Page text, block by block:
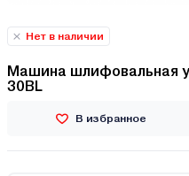
Нет в наличии
Машина шлифовальная
30BL
В избранное